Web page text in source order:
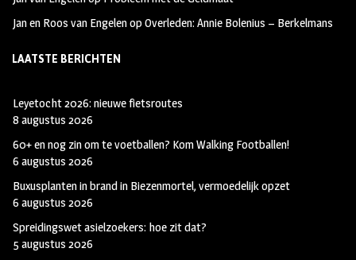
Jan en Roos van EngelenopOverleden: Annie Bolenius – Berkelmans
LAATSTE BERICHTEN
Leyetocht 2026: nieuwe fietsroutes
8 augustus 2026
60+ en nog zin om te voetballen? Kom Walking Footballen!
6 augustus 2026
Buxusplanten in brand in Biezenmortel, vermoedelijk opzet
6 augustus 2026
Spreidingswet asielzoekers: hoe zit dat?
5 augustus 2026